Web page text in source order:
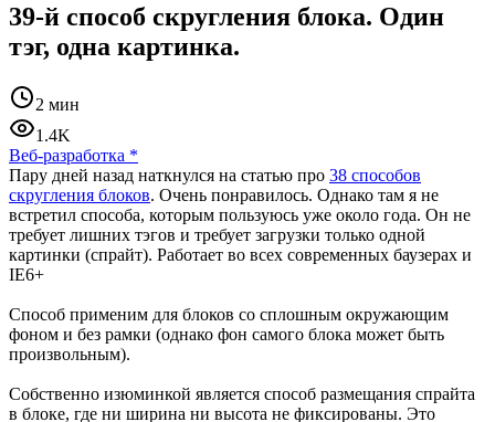
39-й способ скругления блока. Один
тэг, одна картинка.
2 мин
1.4K
Веб-разработка *
Пару дней назад наткнулся на статью про 38 способов
скругления блоков. Очень понравилось. Однако там я не
встретил способа, которым пользуюсь уже около года. Он не
требует лишних тэгов и требует загрузки только одной
картинки (спрайт). Работает во всех современных баузерах и
IE6+
Способ применим для блоков со сплошным окружающим
фоном и без рамки (однако фон самого блока может быть
произвольным).
Собственно изюминкой является способ размещания спрайта
в блоке, где ни ширина ни высота не фиксированы. Это